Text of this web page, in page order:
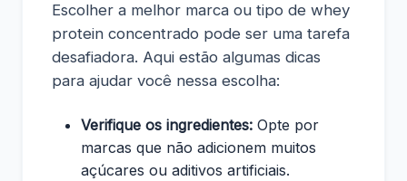
Escolher a melhor marca ou tipo de whey
protein concentrado pode ser uma tarefa
desafiadora. Aqui estão algumas dicas
para ajudar você nessa escolha:
Verifique os ingredientes: Opte por
marcas que não adicionem muitos
açúcares ou aditivos artificiais.